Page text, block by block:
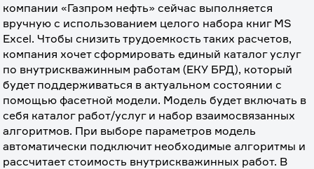
компании «Газпром нефть» сейчас выполняется
вручную с использованием целого набора книг MS
Excel. Чтобы снизить трудоемкость таких расчетов,
компания хочет сформировать единый каталог услуг
по внутрискважинным работам (ЕКУ БРД), который
будет поддерживаться в актуальном состоянии с
помощью фасетной модели. Модель будет включать в
себя каталог работ/услуг и набор взаимосвязанных
алгоритмов. При выборе параметров модель
автоматически подключит необходимые алгоритмы и
рассчитает стоимость внутрискважинных работ. В